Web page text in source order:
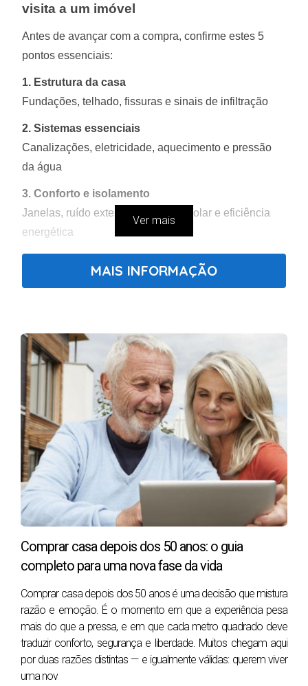
visita a um imóvel
Antes de avançar com a compra, confirme estes 5
pontos essenciais:
1. Estrutura da casa
Fundações, telhado, fissuras e sinais de infiltração
2. Sistemas essenciais
Canalizações, eletricidade, aquecimento e pressão
da água
3. Conforto e isolamento
Janelas, ruído exterior, exposição solar e eficiência
energética
4. Documentação legal
Caderneta predial, registos e licenças atualizadas
Um único problema estrutural pode custar entre
5.000€ e 50.000€.
Problema oculto Impacto financeiro
Infiltrações 3.000€ – 15.000€
Instalação elétrica antiga 2.000€ – 8.000€
Problemas estruturais 10.000€ – 50.000€
Humidade crónica
custar milhares de euros.
Descarregue o nosso checklist completo para visitas
e compre com segurança.
Download gratuito do Guia de Compra de Casa
O que verificar durante uma visita a um
Ver mais
MAIS INFORMAÇÃO
Comprar casa depois dos 50 anos: o guia
completo para uma nova fase da vida
Comprar casa depois dos 50 anos é uma decisão que mistura
razão e emoção. É o momento em que a experiência pesa
mais do que a pressa, e em que cada metro quadrado deve
traduzir conforto, segurança e liberdade. Muitos chegam aqui
por duas razões distintas — e igualmente válidas: querem viver
uma nov